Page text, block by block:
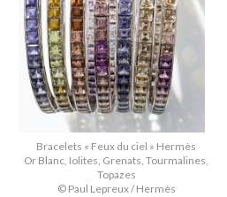
Bracelets « Feux du ciel » Hermès
Or Blanc, Iolites, Grenats, Tourmalines,
Topazes
© Paul Lepreux / Hermès